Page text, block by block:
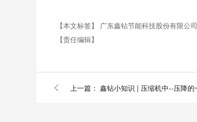
【本文标签】 广东鑫钻节能科技股份有限公司
【责任编辑】
上一篇：